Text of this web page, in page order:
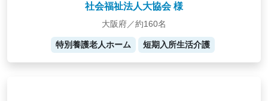
社会福祉法人大協会 様
大阪府／約160名
特別養護老人ホーム 短期入所生活介護